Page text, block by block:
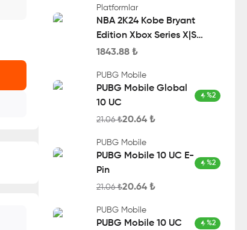
Platformlar
NBA 2K24 Kobe Bryant
Edition Xbox Series X|S
Account
1843.88 ₺
PUBG Mobile
PUBG Mobile Global
10 UC
%2
21.06₺20.64 ₺
PUBG Mobile
PUBG Mobile 10 UC E-
Pin
%2
21.06₺20.64 ₺
PUBG Mobile
PUBG Mobile 10 UC %2